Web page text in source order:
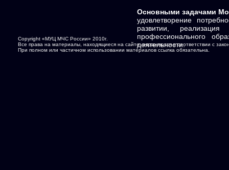
Основными задачами
удовлетворение
развитии,
профессионального
деятельности.
Copyright «МУЦ МЧС России» 2010г.
Все права на материалы, находящиеся на сайте, охраняются в соответствии с
При полном или частичном использовании материалов ссылка обязательна.